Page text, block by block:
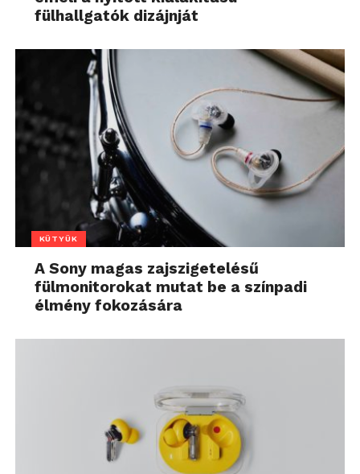
fülhallgatók dizájnját
KÜTYÜK
A Sony magas zajszigetelésű
fülmonitorokat mutat be a színpadi
élmény fokozására